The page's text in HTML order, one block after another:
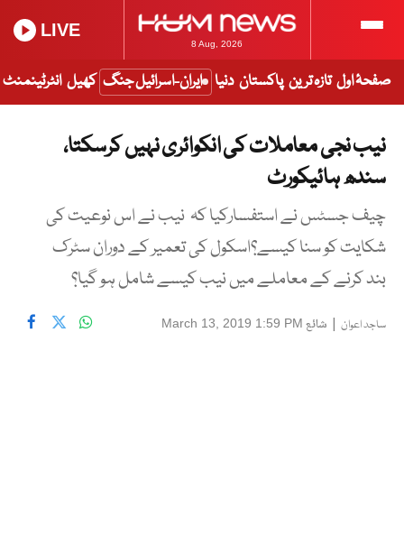
8 Aug, 2026
LIVE
صفحۂ اول تازہ ترین پاکستان دنیا ایران-اسرائیل جنگ کھیل انٹرٹینمنٹ
نیب نجی معاملات کی انکوائری نہیں کرسکتا،
سندھ ہائیکورٹ
چیف جسٹس نے استفسارکیا کہ نیب نے اس نوعیت کی
شکایت کو سنا کیسے؟اسکول کی تعمیر کے دوران سٹرک
بند کرنے کے معاملے میں نیب کیسے شامل ہو گیا؟
ساجد اعوان | شائع March 13, 2019 1:59 PM